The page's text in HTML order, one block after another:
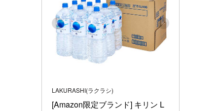
LAKURASHI(ラクラシ)
[Amazon限定ブランド] キリン L